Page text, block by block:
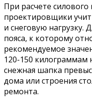
При расчете силового
проектировщики
и снеговую нагрузку.
пояса, к которому
рекомендуемое
120-150 килограммам
снежная шапка
дома или строения
ремонта.